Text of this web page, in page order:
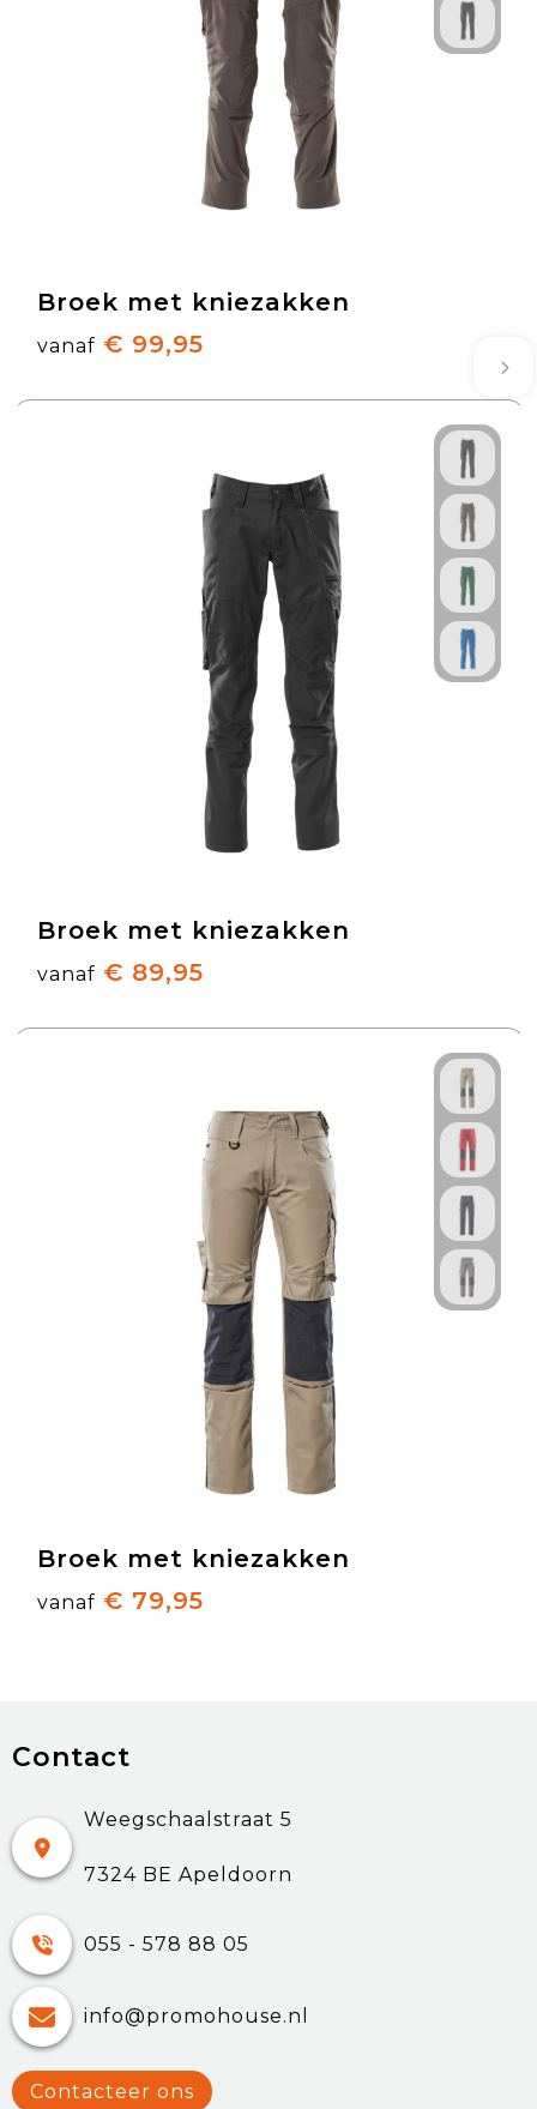
Broek met kniezakken
vanaf € 99,95
Broek met kniezakken
vanaf € 89,95
Broek met kniezakken
vanaf € 79,95
Contact
Weegschaalstraat 5
7324 BE Apeldoorn
055 - 578 88 05
info@promohouse.nl
Contacteer ons